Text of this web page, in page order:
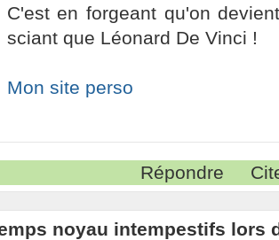
C'est en forgeant qu'on
sciant que Léonard De Vinci !
Mon site perso
Répondre
noyau intempestifs lors